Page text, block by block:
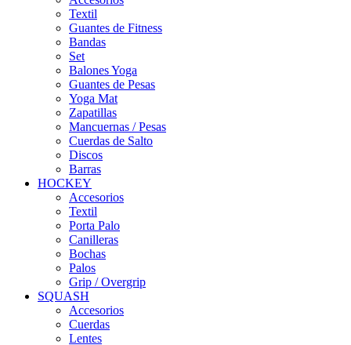
Textil
Guantes de Fitness
Bandas
Set
Balones Yoga
Guantes de Pesas
Yoga Mat
Zapatillas
Mancuernas / Pesas
Cuerdas de Salto
Discos
Barras
HOCKEY
Accesorios
Textil
Porta Palo
Canilleras
Bochas
Palos
Grip / Overgrip
SQUASH
Accesorios
Cuerdas
Lentes